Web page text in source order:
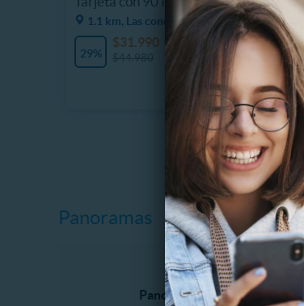
1.1 km, Las condes
29%
4 Vendidos
$31.990
Panoramas
Panoramas al aire libre